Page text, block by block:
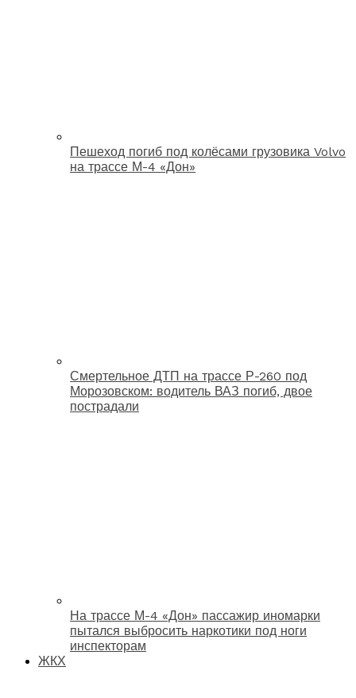
Пешеход погиб под колёсами грузовика Volvo
на трассе М-4 «Дон»
Смертельное ДТП на трассе Р-260 под
Морозовском: водитель ВАЗ погиб, двое
пострадали
На трассе М-4 «Дон» пассажир иномарки
пытался выбросить наркотики под ноги
инспекторам
ЖКХ